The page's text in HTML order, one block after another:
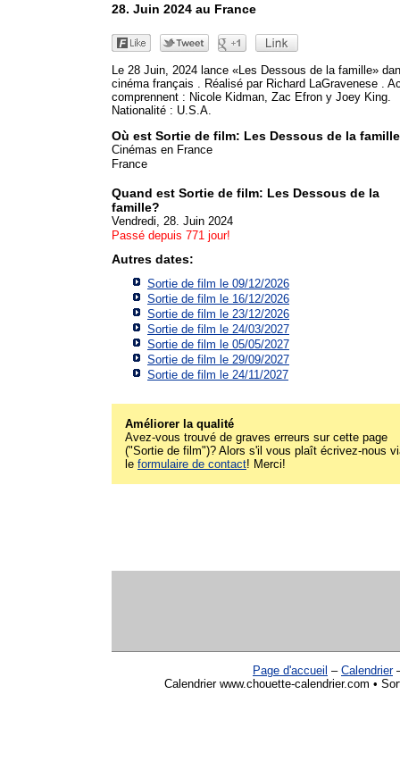
28. Juin 2024 au France
Le 28 Juin, 2024 lance «Les Dessous de la famille»
cinéma français . Réalisé par Richard LaGravenese .
comprennent : Nicole Kidman, Zac Efron y Joey King.
Nationalité : U.S.A.
Où est Sortie de film: Les Dessous de la
Cinémas en France
France
Quand est Sortie de film: Les Dessous de la
famille?
Vendredi, 28. Juin 2024
Passé depuis 771 jour!
Autres dates:
Sortie de film le 09/12/2026
Sortie de film le 16/12/2026
Sortie de film le 23/12/2026
Sortie de film le 24/03/2027
Sortie de film le 05/05/2027
Sortie de film le 29/09/2027
Sortie de film le 24/11/2027
Améliorer la qualité
Avez-vous trouvé de graves erreurs sur cette page
("Sortie de film")? Alors s'il vous plaît écrivez-nous
le formulaire de contact! Merci!
Page d'accueil – Calendrier
Calendrier www.chouette-calendrier.com •